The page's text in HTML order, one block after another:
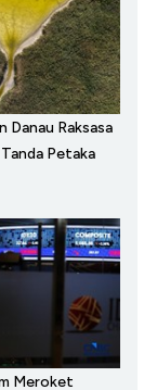
Danau Raksasa
Petaka
Meroket